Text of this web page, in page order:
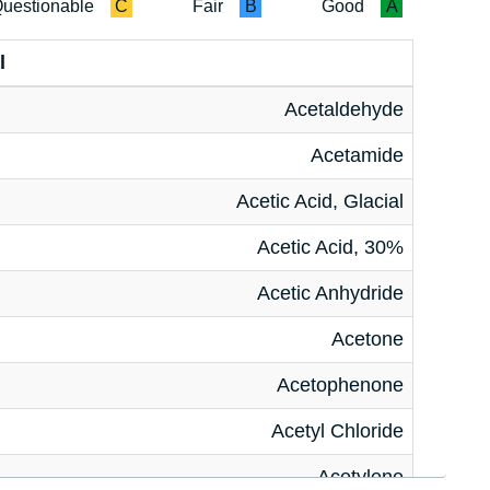
A
Good
B
Fair
C
Acetaldehyde
Acetamide
Acetic Acid, Glacial
Acetic Acid, 30%
Acetic Anhydride
Acetone
Acetophenone
Acetyl Chloride
Acetylene